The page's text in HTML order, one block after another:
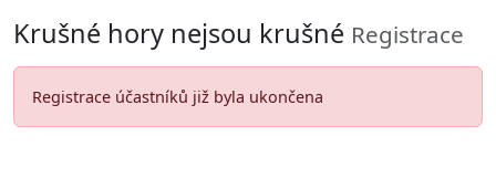
Krušné hory nejsou krušné Registrace
Registrace účastníků již byla ukončena